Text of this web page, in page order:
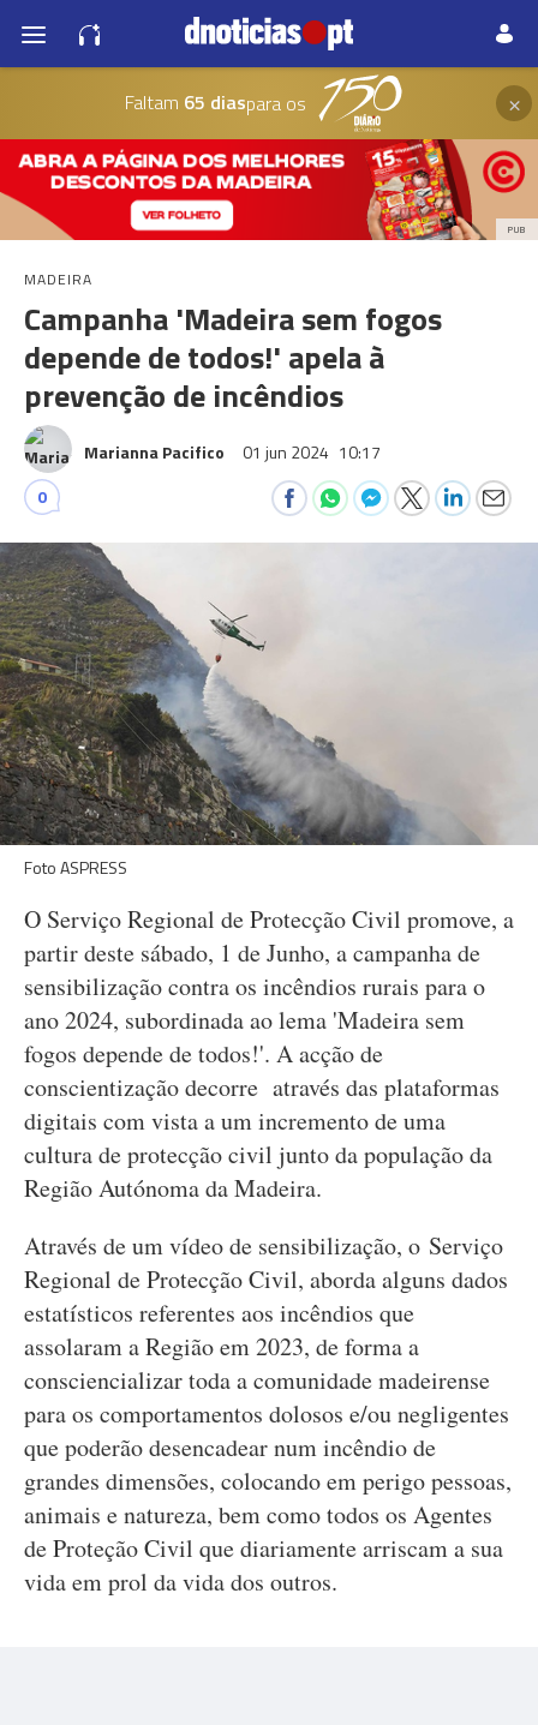
Faltam 65 diaspara os ×
PUB
MADEIRA
Campanha 'Madeira sem fogos
depende de todos!' apela à
prevenção de incêndios
Marianna Pacifico 01 jun 2024 10:17
0
Foto ASPRESS
O Serviço Regional de Protecção Civil promove, a
partir deste sábado, 1 de Junho, a campanha de
sensibilização contra os incêndios rurais para o
ano 2024, subordinada ao lema 'Madeira sem
fogos depende de todos!'. A acção de
conscientização decorre através das plataformas
digitais com vista a um incremento de uma
cultura de protecção civil junto da população da
Região Autónoma da Madeira.
Através de um vídeo de sensibilização, o Serviço
Regional de Protecção Civil, aborda alguns dados
estatísticos referentes aos incêndios que
assolaram a Região em 2023, de forma a
consciencializar toda a comunidade madeirense
para os comportamentos dolosos e/ou negligentes
que poderão desencadear num incêndio de
grandes dimensões, colocando em perigo pessoas,
animais e natureza, bem como todos os Agentes
de Proteção Civil que diariamente arriscam a sua
vida em prol da vida dos outros.